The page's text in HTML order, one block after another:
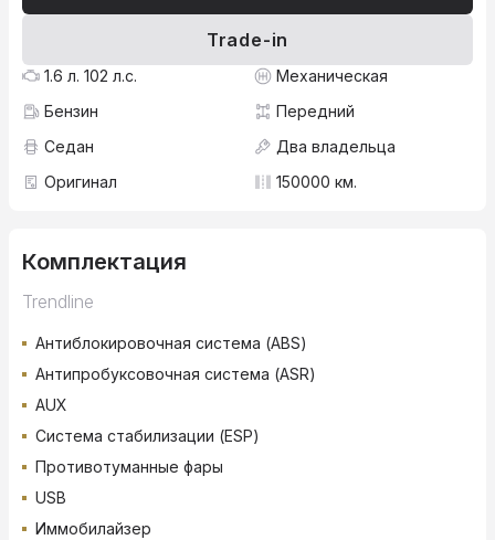
Trade-in
1.6 л. 102 л.с.
Механическая
Бензин
Передний
Седан
Два владельца
Оригинал
150000 км.
Комплектация
Trendline
Антиблокировочная система (ABS)
Антипробуксовочная система (ASR)
AUX
Система стабилизации (ESP)
Противотуманные фары
USB
Иммобилайзер